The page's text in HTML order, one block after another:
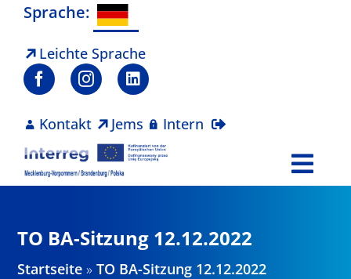
Zum
springen
Sprache:
Leichte Sprache
Kontakt Jems Intern
Projekte
TO BA-Sitzung 12.12.2022
Startseite »TO BA-Sitzung 12.12.2022